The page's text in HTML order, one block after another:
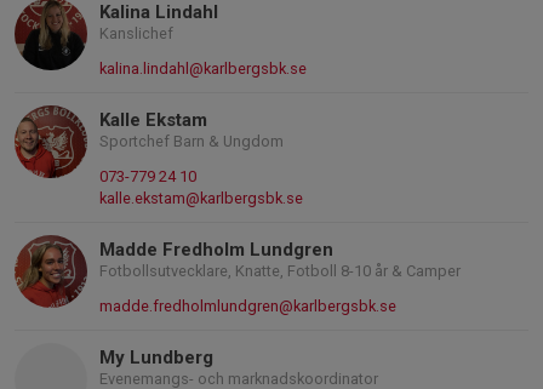
Kalina Lindahl
Kanslichef
kalina.lindahl@karlbergsbk.se
Kalle Ekstam
Sportchef Barn & Ungdom
073-779 24 10
kalle.ekstam@karlbergsbk.se
Madde Fredholm Lundgren
Fotbollsutvecklare, Knatte, Fotboll 8-10 år & Camper
madde.fredholmlundgren@karlbergsbk.se
My Lundberg
Evenemangs- och marknadskoordinator